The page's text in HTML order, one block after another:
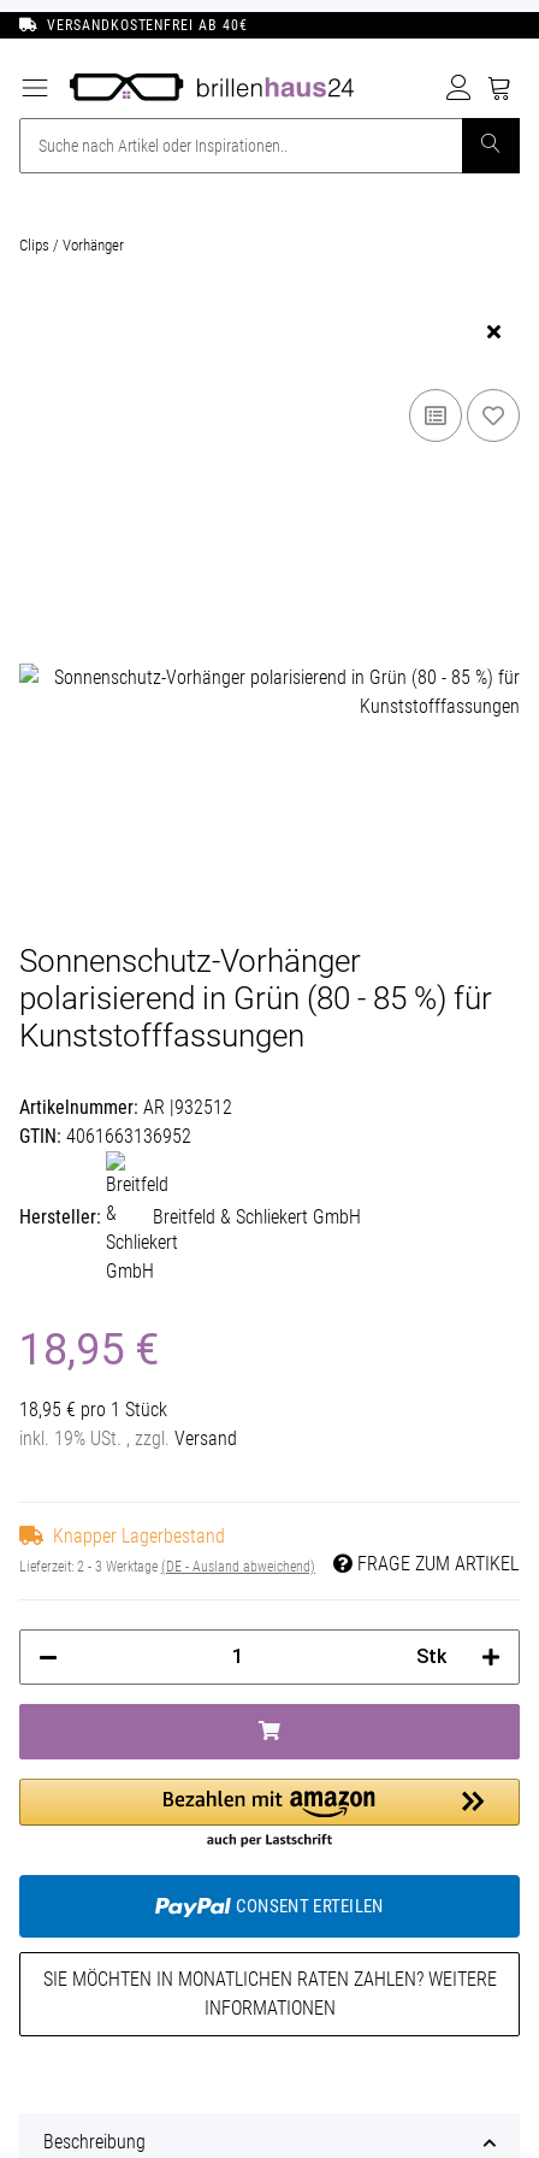
VERSANDKOSTENFREI AB 40€
Clips / Vorhänger
Sonnenschutz-Vorhänger
polarisierend in Grün (80 - 85 %) für
Kunststofffassungen
Artikelnummer: AR |932512
GTIN: 4061663136952
Hersteller: Breitfeld & Schliekert GmbH
18,95 €
18,95 € pro 1 Stück
inkl. 19% USt. , zzgl. Versand
Knapper Lagerbestand
Lieferzeit: 2 - 3 Werktage (DE - Ausland abweichend) FRAGE ZUM ARTIKEL
Stk
CONSENT ERTEILEN
SIE MÖCHTEN IN MONATLICHEN RATEN ZAHLEN? WEITERE
INFORMATIONEN
Beschreibung